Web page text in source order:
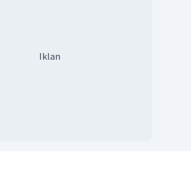
Iklan